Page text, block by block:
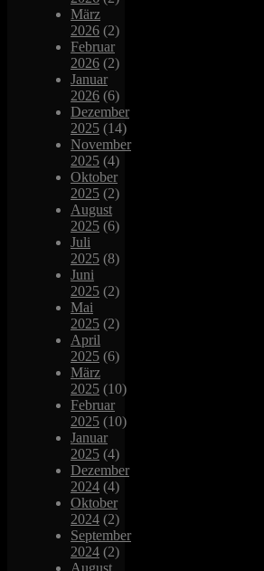
März
2026 (2)
Februar
2026 (2)
Januar
2026 (6)
Dezember
2025 (14)
November
2025 (4)
Oktober
2025 (2)
August
2025 (6)
Juli
2025 (8)
Juni
2025 (2)
Mai
2025 (2)
April
2025 (6)
März
2025 (10)
Februar
2025 (10)
Januar
2025 (4)
Dezember
2024 (4)
Oktober
2024 (2)
September
2024 (2)
August